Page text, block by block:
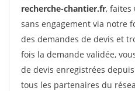
recherche-chantier.fr, faites
sans engagement via notre
des demandes de devis et
fois la demande validée,
de devis enregistrées
tous les partenaires du